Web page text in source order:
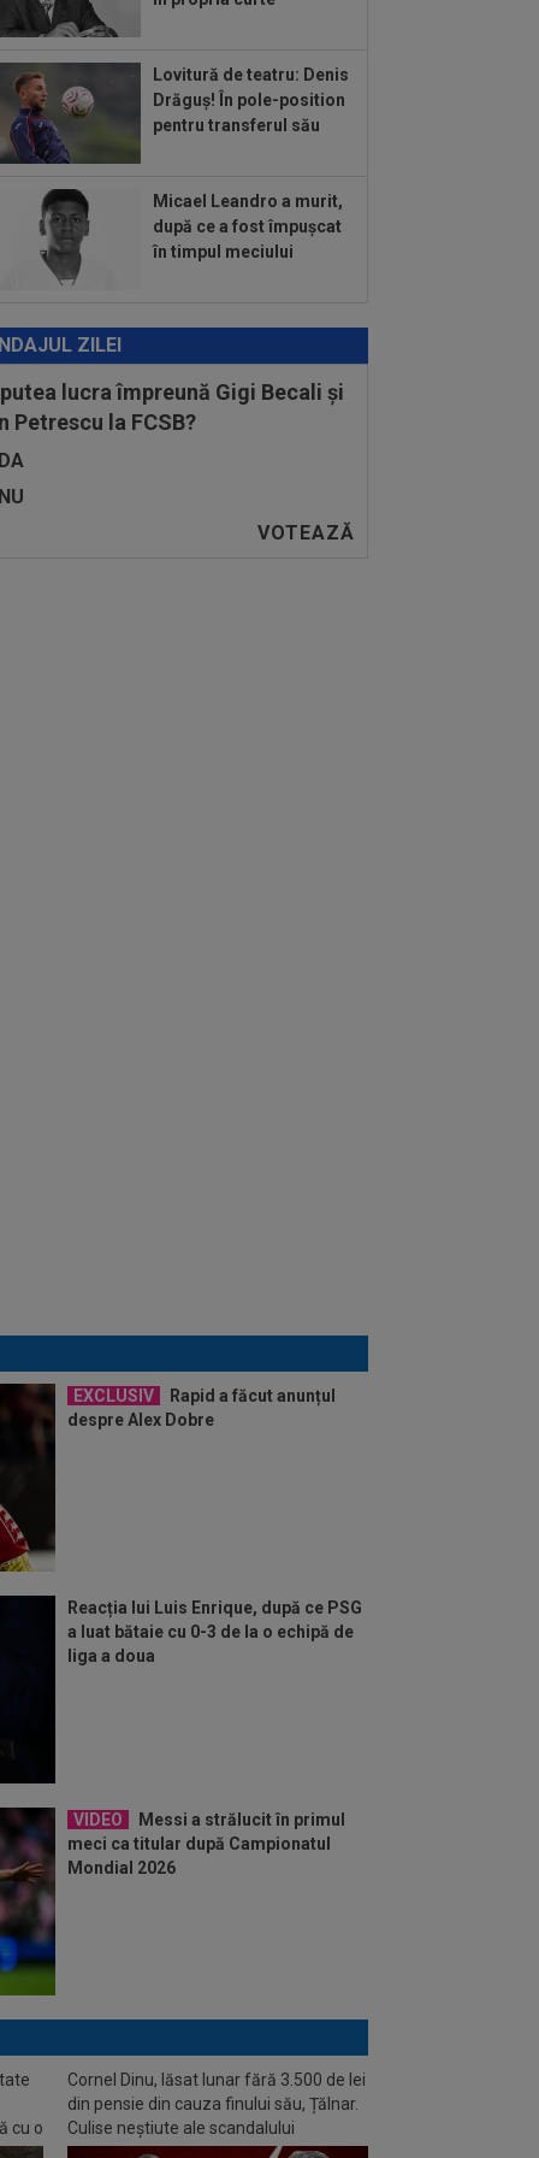
VIDEO
Messi a strălucit în
2026
Negocierile sunt în plină
Didier Deschamps!
Lovitură de teatru: Denis
Drăguș! În pole-position
pentru transferul său
Micael Leandro a murit,
după ce a fost împușcat
în timpul meciului
ZILEI
lucra împreună Gigi Becali și
Petrescu la FCSB?
DA
NU
EXCLUSIV
Rapid a făcut anunțul
despre Alex Dobre
Reacția lui Luis Enrique, după ce PSG
a luat bătaie cu 0-3 de la o echipă de
liga a doua
VIDEO
Messi a strălucit în primul
meci ca titular după Campionatul
Mondial 2026
cu o
Cornel Dinu, lăsat lunar fără 3.500 de lei
din pensie din cauza finului său, Țălnar.
Culise neștiute ale scandalului